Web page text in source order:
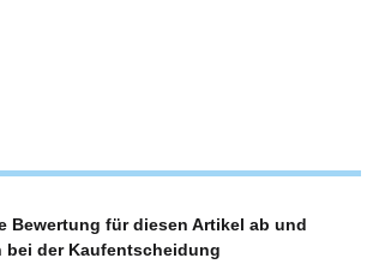
Bewertung für diesen Artikel ab und
bei der Kaufentscheidung